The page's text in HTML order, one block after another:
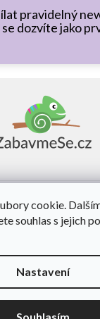
cookie.
souhlas s jejich
Nastavení
pravidelný
dozvíte jako
Vytvořil Shoptet